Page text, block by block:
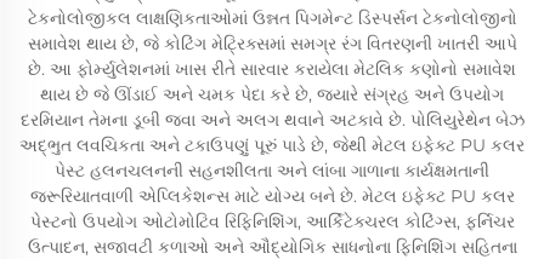
ટેકનોલોજીકલ લાક્ષણિકતાઓમાં ઉન્નત પિગમેન્ટ ડિસ્પર્સન ટેકનોલોજીનો
સમાવેશ થાય છે, જે કોટિંગ મેટ્રિક્સમાં સમગ્ર રંગ વિતરણની ખાતરી આપે
છે. આ ફોર્મ્યુલેશનમાં ખાસ રીતે સારવાર કરાયેલા મેટલિક કણોનો સમાવેશ
થાય છે જે ઊંડાઈ અને ચમક પેદા કરે છે, જ્યારે સંગ્રહ અને ઉપયોગ
દરમિયાન તેમના ડૂબી જવા અને અલગ થવાને અટકાવે છે. પોલિયુરેથેન બેઝ
અદ્ભુત લવચિકતા અને ટકાઉપણું પૂરું પાડે છે, જેથી મેટલ ઇફેક્ટ PU કલર
પેસ્ટ હલનચલનની સહનશીલતા અને લાંબા ગાળાના કાર્યક્ષમતાની
જરૂરિયાતવાળી એપ્લિકેશન્સ માટે યોગ્ય બને છે. મેટલ ઇફેક્ટ PU કલર
પેસ્ટનો ઉપયોગ ઓટોમોટિવ રિફિનિશિંગ, આર્કિટેક્ચરલ કોટિંગ્સ, ફર્નિચર
ઉત્પાદન, સજાવટી કળાઓ અને ઔદ્યોગિક સાધનોના ફિનિશિંગ સહિતના